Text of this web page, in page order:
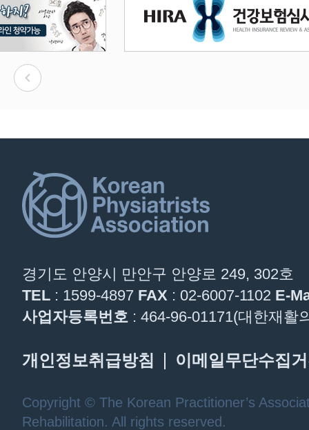
경기도 안양시 만안구 안양로 249, 302호
TEL : 1599-4897 FAX : 02-6007-1102 E-
사업자등록번호 : 464-96-01171(대한재활
개인정보취급방침 이메일무단수집
Copyright © The Korean Practitioner’s
Rehabilitation. All rights reserved.